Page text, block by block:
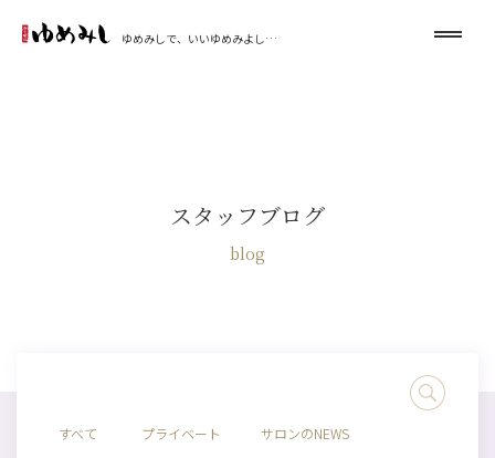
ゆめみしで、いいゆめみよし…
スタッフブログ
blog
すべて プライベート
サロンのNEWS